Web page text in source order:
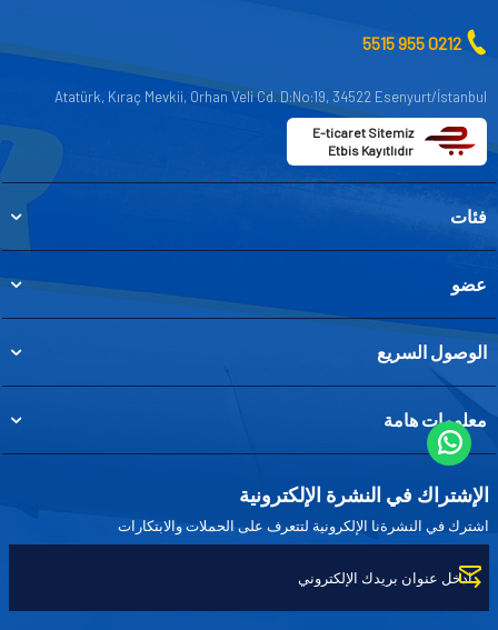
0212 955 5515
Atatürk, Kıraç Mevkii, Orhan Veli Cd. D:No:19, 34522 Esenyurt/İstanbul
E-ticaret Sitemiz
Etbis Kayıtlıdır
فئات
عضو
الوصول السريع
معلومات هامة
الإشتراك في النشرة الإلكترونية
اشترك في النشرةنا الإلكرونية لتتعرف على الحملات والابتكارات